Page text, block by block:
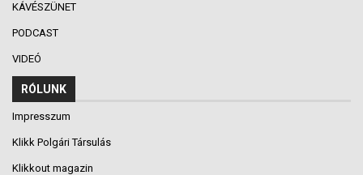
KÁVÉSZÜNET
PODCAST
VIDEÓ
RÓLUNK
Impresszum
Klikk Polgári Társulás
Klikkout magazin